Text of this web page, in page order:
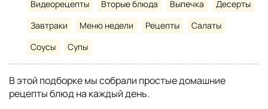
Видеорецепты
Вторые блюда Выпечка
Десерты
Завтраки
Меню недели Рецепты
Салаты
Соусы
Супы
В этой подборке мы собрали простые домашние
рецепты блюд на каждый день.